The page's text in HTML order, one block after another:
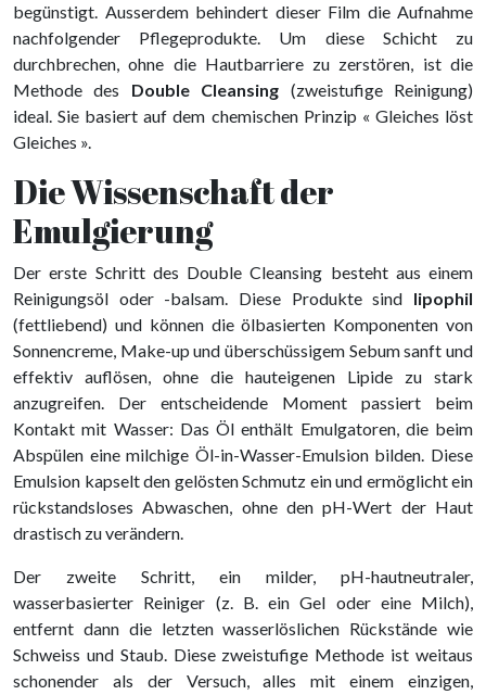
begünstigt. Ausserdem behindert dieser Film die Aufnahme
nachfolgender Pflegeprodukte. Um diese Schicht zu
durchbrechen, ohne die Hautbarriere zu zerstören, ist die
Methode des Double Cleansing (zweistufige Reinigung)
ideal. Sie basiert auf dem chemischen Prinzip « Gleiches löst
Gleiches ».
Die Wissenschaft der
Emulgierung
Der erste Schritt des Double Cleansing besteht aus einem
Reinigungsöl oder -balsam. Diese Produkte sind lipophil
(fettliebend) und können die ölbasierten Komponenten von
Sonnencreme, Make-up und überschüssigem Sebum sanft und
effektiv auflösen, ohne die hauteigenen Lipide zu stark
anzugreifen. Der entscheidende Moment passiert beim
Kontakt mit Wasser: Das Öl enthält Emulgatoren, die beim
Abspülen eine milchige Öl-in-Wasser-Emulsion bilden. Diese
Emulsion kapselt den gelösten Schmutz ein und ermöglicht ein
rückstandsloses Abwaschen, ohne den pH-Wert der Haut
drastisch zu verändern.
Der zweite Schritt, ein milder, pH-hautneutraler,
wasserbasierter Reiniger (z. B. ein Gel oder eine Milch),
entfernt dann die letzten wasserlöslichen Rückstände wie
Schweiss und Staub. Diese zweistufige Methode ist weitaus
schonender als der Versuch, alles mit einem einzigen,